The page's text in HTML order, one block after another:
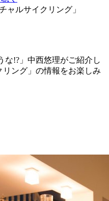
ャルサイクリング」
な!?」中西悠理がご紹介し
リング 」の情報をお楽しみ